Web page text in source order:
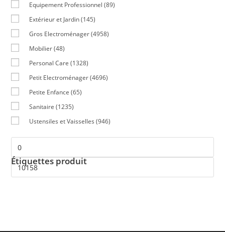
Equipement Professionnel (89)
Extérieur et Jardin (145)
Gros Electroménager (4958)
Mobilier (48)
Personal Care (1328)
Petit Electroménager (4696)
Petite Enfance (65)
Sanitaire (1235)
Ustensiles et Vaisselles (946)
Étiquettes produit